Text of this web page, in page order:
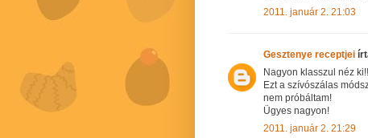
2011. január 2. 21:03
Gesztenye receptjei
Nagyon klasszul néz
Ezt a szívószálas
nem próbáltam!
Ügyes nagyon!
2011. január 2. 21:29